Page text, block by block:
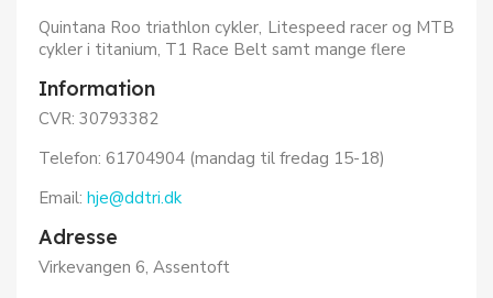
Quintana Roo triathlon cykler, Litespeed racer og MTB
cykler i titanium, T1 Race Belt samt mange flere
Information
CVR: 30793382
Telefon: 61704904 (mandag til fredag 15-18)
Email: hje@ddtri.dk
Adresse
Virkevangen 6, Assentoft